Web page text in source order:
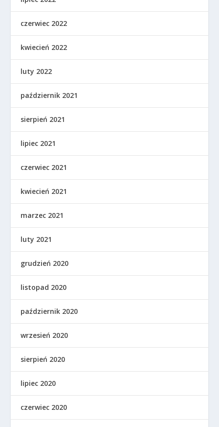
czerwiec 2022
kwiecień 2022
luty 2022
październik 2021
sierpień 2021
lipiec 2021
czerwiec 2021
kwiecień 2021
marzec 2021
luty 2021
grudzień 2020
listopad 2020
październik 2020
wrzesień 2020
sierpień 2020
lipiec 2020
czerwiec 2020